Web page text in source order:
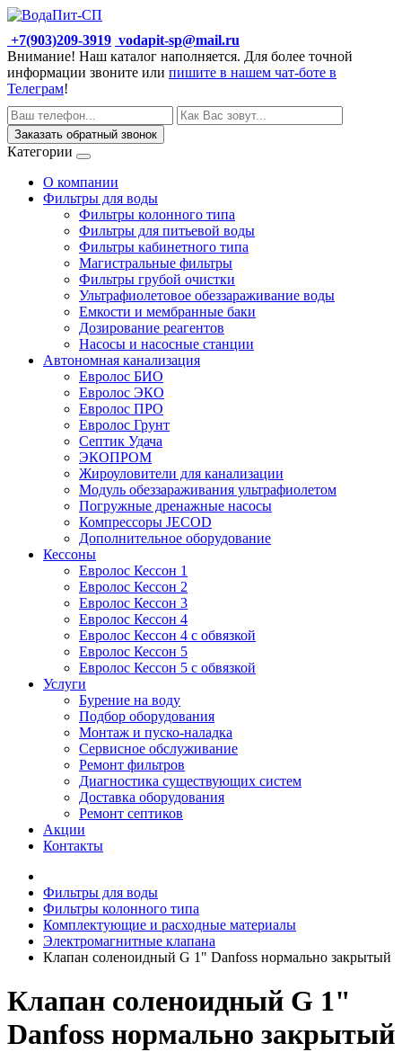
+7(903)209-3919 vodapit-sp@mail.ru
Внимание! Наш каталог наполняется. Для более точной
информации звоните или пишите в нашем чат-боте в
Телеграм!
Заказать обратный звонок
Категории
О компании
Фильтры для воды
Фильтры колонного типа
Фильтры для питьевой воды
Фильтры кабинетного типа
Магистральные фильтры
Фильтры грубой очистки
Ультрафиолетовое обеззараживание воды
Емкости и мембранные баки
Дозирование реагентов
Насосы и насосные станции
Автономная канализация
Евролос БИО
Евролос ЭКО
Евролос ПРО
Евролос Грунт
Септик Удача
ЭКОПРОМ
Жироуловители для канализации
Модуль обеззараживания ультрафиолетом
Погружные дренажные насосы
Компрессоры JECOD
Дополнительное оборудование
Кессоны
Евролос Кессон 1
Евролос Кессон 2
Евролос Кессон 3
Евролос Кессон 4
Евролос Кессон 4 с обвязкой
Евролос Кессон 5
Евролос Кессон 5 с обвязкой
Услуги
Бурение на воду
Подбор оборудования
Монтаж и пуско-наладка
Сервисное обслуживание
Ремонт фильтров
Диагностика существующих систем
Доставка оборудования
Ремонт септиков
Акции
Контакты
Фильтры для воды
Фильтры колонного типа
Комплектующие и расходные материалы
Электромагнитные клапана
Клапан соленоидный G 1" Danfoss нормально закрытый
Клапан соленоидный G 1"
Danfoss нормально закрытый